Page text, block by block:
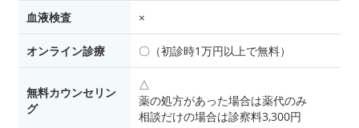
血液検査 ×
オンライン診療 〇（初診時1万円以上で無料）
無料カウンセリン
グ
△
薬の処方があった場合は薬代のみ
相談だけの場合は診察料3,300円